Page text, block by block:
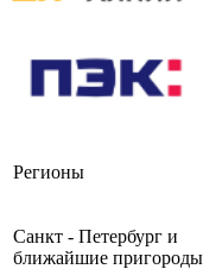
Регионы
Санкт - Петербург и
ближайшие пригороды